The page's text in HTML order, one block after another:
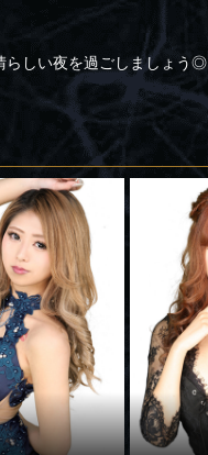
らしい夜を過ごしましょう◎